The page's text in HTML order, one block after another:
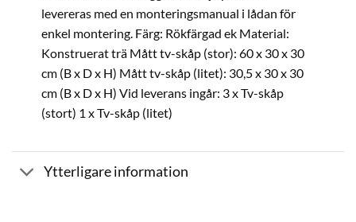
levereras med en monteringsmanual i lådan för
enkel montering. Färg: Rökfärgad ek Material:
Konstruerat trä Mått tv-skåp (stor): 60 x 30 x 30
cm (B x D x H) Mått tv-skåp (litet): 30,5 x 30 x 30
cm (B x D x H) Vid leverans ingår: 3 x Tv-skåp
(stort) 1 x Tv-skåp (litet)
Ytterligare information